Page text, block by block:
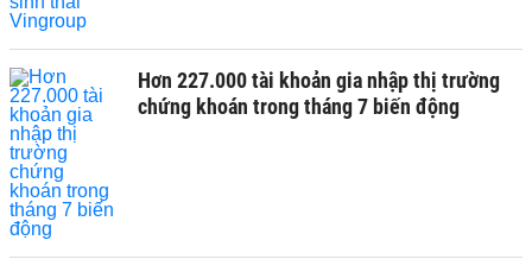
Hơn 227.000 tài khoản gia nhập thị trường
chứng khoán trong tháng 7 biến động